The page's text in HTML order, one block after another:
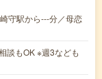
守駅から---分／母恋
談もOK ※週3なども